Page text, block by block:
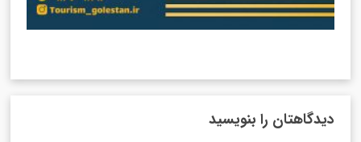
دیدگاهتان را بنویسید